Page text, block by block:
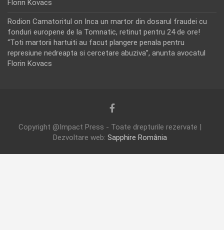
Florin Kovacs
Rodion Camatoritul on Inca un martor din dosarul fraudei cu
fonduri europene de la Tomnatic, retinut pentru 24 de ore!
“Toti martorii hartuiti au facut plangere penala pentru
represiune nedreapta si cercetare abuziva”, anunta avocatul
Florin Kovacs
Copyright @Impact Press - Toate drepturile rezervate |
Dezvoltare web: Sapphire România